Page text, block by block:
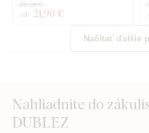
od 21,90 €
29,20 €
Načítať ďalšie
Nahliadnite do
DUBLEZ